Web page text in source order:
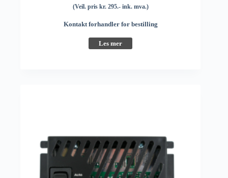
(Veil. pris kr. 295.- ink. mva.)
Kontakt forhandler for bestilling
Les mer